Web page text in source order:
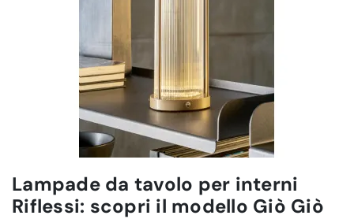
Lampade da tavolo per interni
Riflessi: scopri il modello Giò Giò